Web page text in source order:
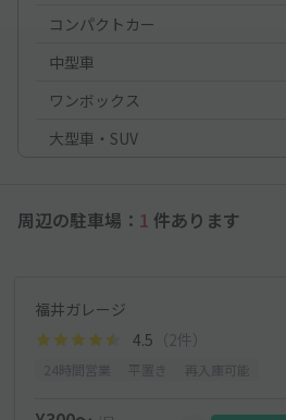
コンパクトカー
中型車
ワンボックス
大型車・SUV
周辺の駐車場： 1 件あります
福井ガレージ
4.5 （2件）